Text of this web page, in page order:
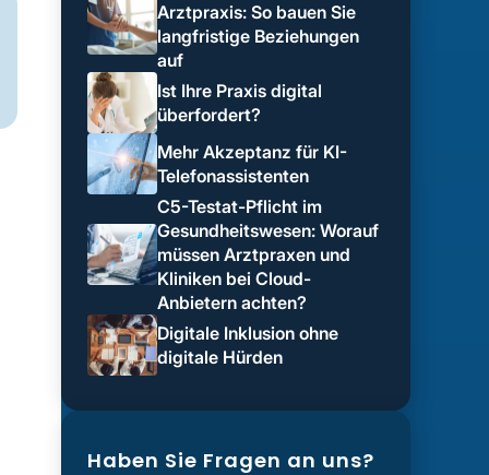
Arztpraxis: So bauen Sie
langfristige Beziehungen
auf
Ist Ihre Praxis digital
überfordert?
Mehr Akzeptanz für KI-
Telefonassistenten
C5-Testat-Pflicht im
Gesundheitswesen: Worauf
müssen Arztpraxen und
Kliniken bei Cloud-
Anbietern achten?
Digitale Inklusion ohne
digitale Hürden
Haben Sie Fragen an uns?